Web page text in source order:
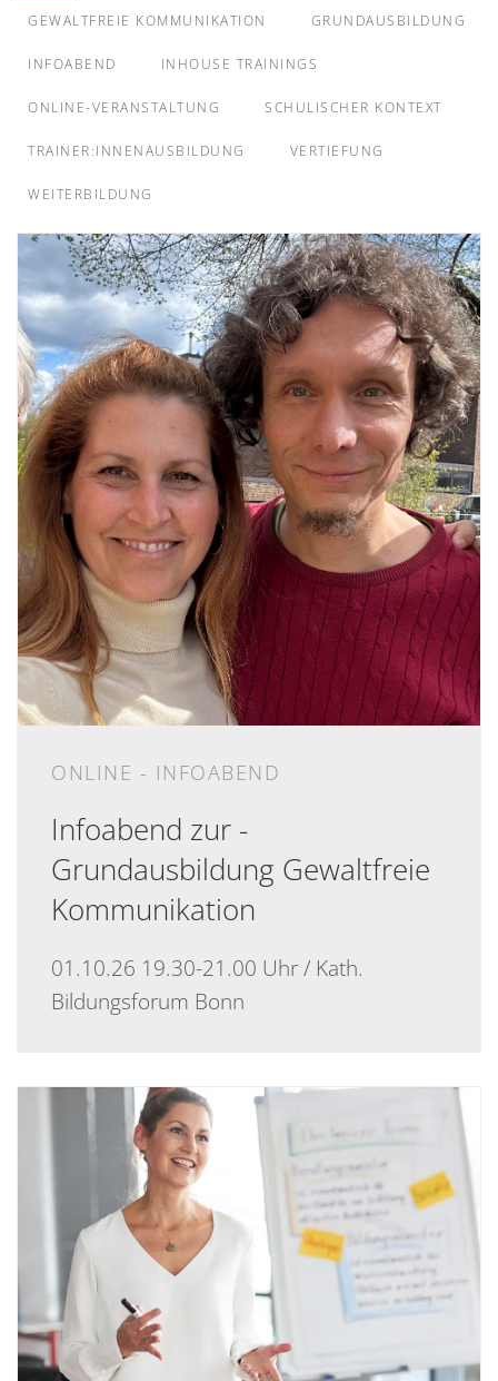
GEWALTFREIE KOMMUNIKATION GRUNDAUSBILDUNG
INFOABEND INHOUSE TRAININGS
ONLINE-VERANSTALTUNG SCHULISCHER KONTEXT
TRAINER:INNENAUSBILDUNG VERTIEFUNG
WEITERBILDUNG
ONLINE - INFOABEND
Infoabend zur -
Grundausbildung Gewaltfreie
Kommunikation
01.10.26 19.30-21.00 Uhr / Kath.
Bildungsforum Bonn